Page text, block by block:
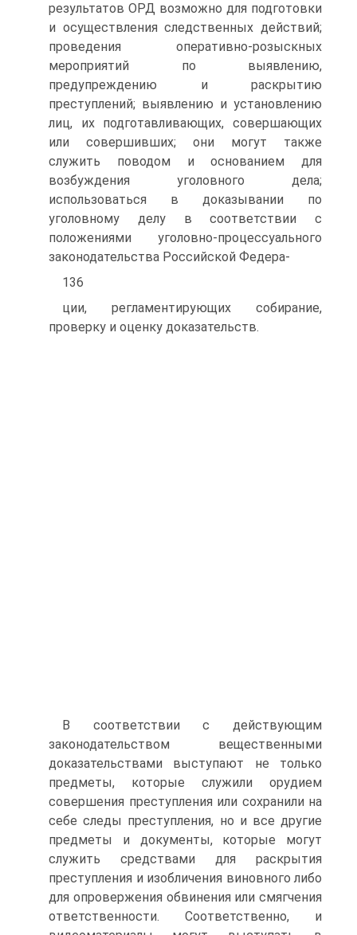
результатов ОРД возможно для подготовки
и осуществления следственных действий;
проведения оперативно-розыскных
мероприятий по выявлению,
предупреждению и раскрытию
преступлений; выявлению и установлению
лиц, их подготавливающих, совершающих
или совершивших; они могут также
служить поводом и основанием для
возбуждения уголовного дела;
использоваться в доказывании по
уголовному делу в соответствии с
положениями уголовно-процессуального
законодательства Российской Федера-
136
ции, регламентирующих собирание,
проверку и оценку доказательств.
В соответствии с действующим
законодательством вещественными
доказательствами выступают не только
предметы, которые служили орудием
совершения преступления или сохранили на
себе следы преступления, но и все другие
предметы и документы, которые могут
служить средствами для раскрытия
преступления и изобличения виновного либо
для опровержения обвинения или смягчения
ответственности. Соответственно, и